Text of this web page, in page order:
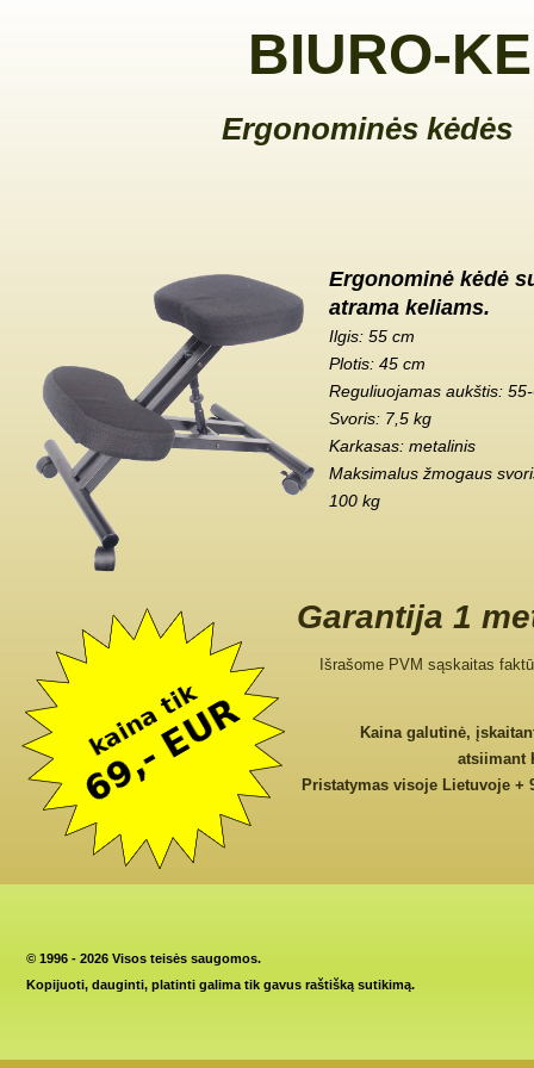
BIURO-
Ergonominės kėdės
Ergonominė kėdė
atrama keliams.
Ilgis: 55 cm
Plotis: 45 cm
Reguliuojamas aukštis:
Svoris: 7,5 kg
Karkasas: metalinis
Maksimalus žmogaus
100 kg
Garantija 1
Išrašome PVM sąskaitas
Kaina galutinė,
atsiimant
Pristatymas visoje Lietuvoje +
© 1996 - 2026 Visos teisės saugomos.
Kopijuoti, dauginti, platinti galima tik gavus raštišką sutikimą.